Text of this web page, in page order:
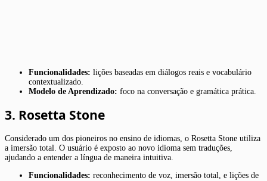
Funcionalidades: lições baseadas em diálogos reais e vocabulário
contextualizado.
Modelo de Aprendizado: foco na conversação e gramática prática.
3. Rosetta Stone
Considerado um dos pioneiros no ensino de idiomas, o Rosetta Stone utiliza
a imersão total. O usuário é exposto ao novo idioma sem traduções,
ajudando a entender a língua de maneira intuitiva.
Funcionalidades: reconhecimento de voz, imersão total, e lições de